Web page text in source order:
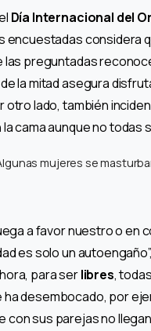
Día Internacional del
encuestadas considera
preguntadas
la mitad asegura
otro lado, también
cama aunque no
mujeres se
a favor nuestro o en
es solo un
para serlibres,
desembocado, por
con sus parejas no